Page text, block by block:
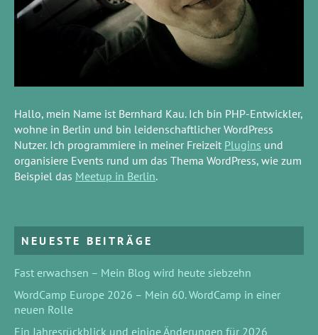
Hallo, mein Name ist Bernhard Kau. Ich bin PHP-Entwickler,
wohne in Berlin und bin leidenschaftlicher WordPress
Nutzer. Ich programmiere in meiner Freizeit Plugins und
organisiere Events rund um das Thema WordPress, wie zum
Beispiel das Meetup in Berlin.
NEUESTE BEITRÄGE
Fast erwachsen – Mein Blog wird heute siebzehn
WordCamp Europe 2026 – Mein 60. WordCamp in einer
neuen Rolle
Ein Jahresrückblick und einige Änderungen für 2026